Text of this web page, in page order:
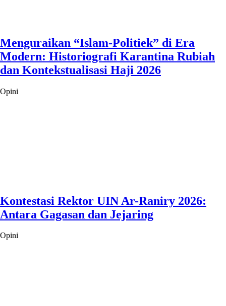
Menguraikan “Islam-Politiek” di Era
Modern: Historiografi Karantina Rubiah
dan Kontekstualisasi Haji 2026
Opini
Kontestasi Rektor UIN Ar-Raniry 2026:
Antara Gagasan dan Jejaring
Opini